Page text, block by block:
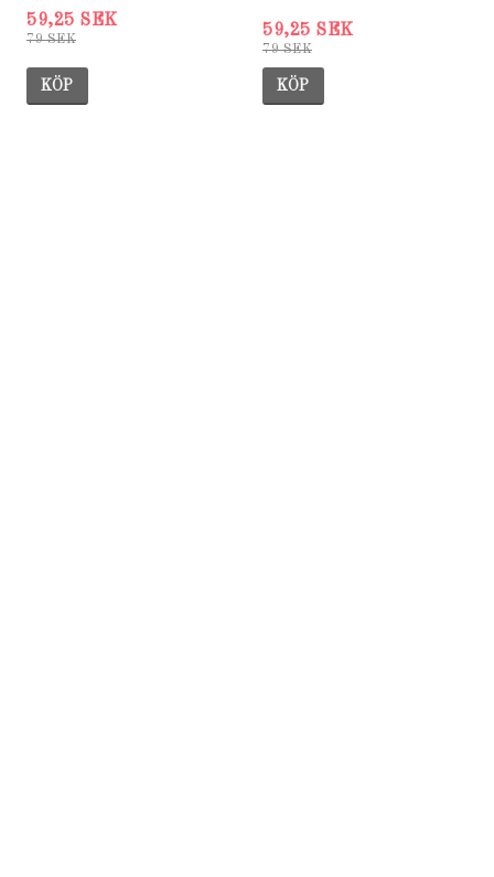
79 SEK
59,25 SEK
KÖP
79 SEK
59,25 SEK
KÖP